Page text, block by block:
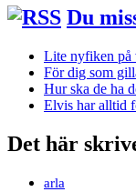
Du
Lite nyfiken på
För dig som
Hur ska de ha
Elvis har alltid
Det här
arla